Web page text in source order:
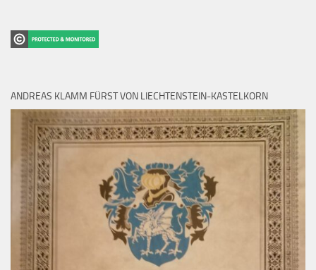
ANDREAS KLAMM FÜRST VON LIECHTENSTEIN-KASTELKORN